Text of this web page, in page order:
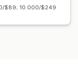
$89; 10.000/$249